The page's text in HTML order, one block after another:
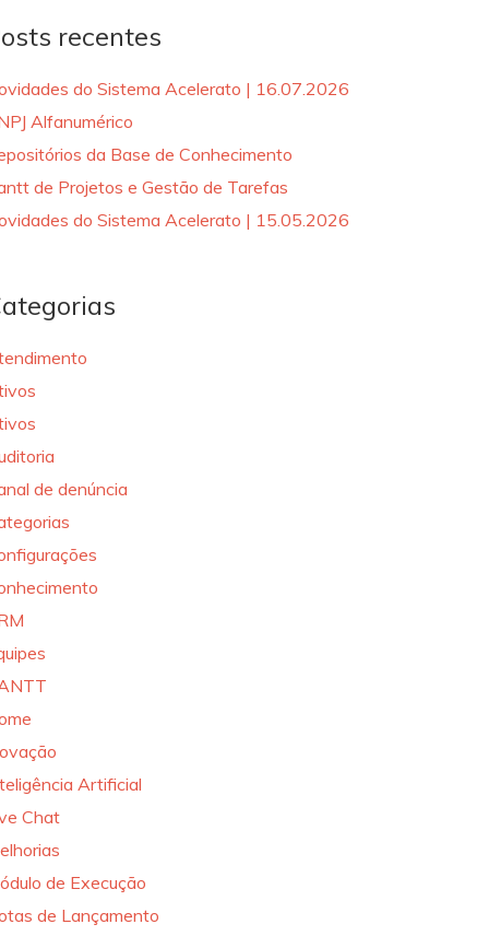
recentes
do Sistema Acelerato | 16.07.2026
Alfanumérico
da Base de Conhecimento
de Projetos e Gestão de Tarefas
do Sistema Acelerato | 15.05.2026
de denúncia
Artificial
Chat
de Execução
de Lançamento